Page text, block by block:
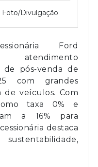
Foto/Divulgação
Ford
atendimento
de pós-venda de
com grandes
de veículos. Com
taxa 0% e
a 16% para
destaca